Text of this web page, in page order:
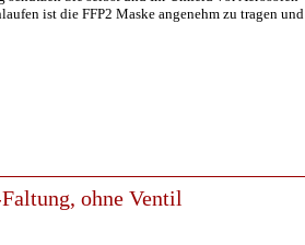
ist die FFP2 Maske angenehm zu tragen und
ohne Ventil